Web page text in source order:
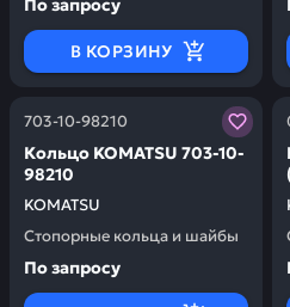
По запросу
В КОРЗИНУ
703-10-98210
KOMATSU
Кольцо KOMATSU 703-10-
98210
Стопорные кольца и шайбы
Заказывая запчасти у
По запросу